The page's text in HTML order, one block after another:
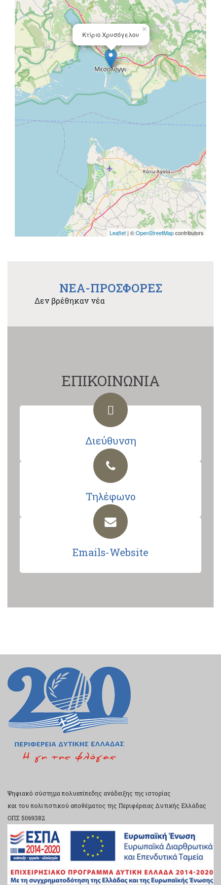
Κτίριο Χρυσόγελου
×
Leaflet | ©OpenStreetMapcontributors
NEA-ΠΡΟΣΦΟΡΕΣ
Δεν βρέθηκαν νέα
ΕΠΙΚΟΙΝΩΝΙΑ
Διεύθυνση
Τηλέφωνο
Emails-Website
Ψηφιακό σύστημα πολυεπίπεδης ανάδειξης της ιστορίας
και του πολιτιστικού αποθέματος της Περιφέρειας Δυτικής Ελλάδας
ΟΠΣ 5069382